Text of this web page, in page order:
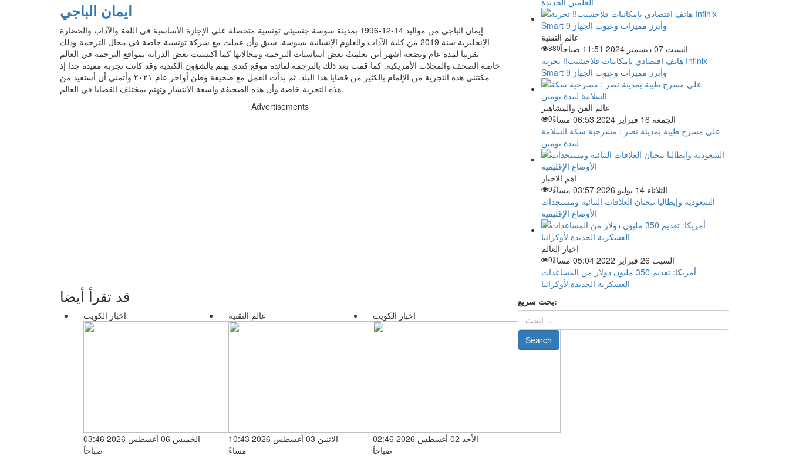
ايمان الباجي
إيمان الباجي من مواليد 14-12-1996 بمدينة سوسة جنسيتي تونسية متحصلة على الإجازة الأساسية في اللغة والآداب والحضارة
الإنجليزية سنة 2019 من كلية الآداب والعلوم الإنسانية بسوسة. سبق وأن عملت مع شركة تونسية خاصة في مجال الترجمة وذلك
تقريبا لمدة عام وبضعة أشهر أين تعلمتُ بعض أساسيات الترجمة ومجالاتها كما اكتسبت بعض الدراية بمواقع الترجمة في العالم
خاصة الصحف والمجلات الأمريكية. كما قمت بعد ذلك بالترجمة لفائدة موقع كندي يهتم بالشؤون الكندية وقد كانت تجربة مفيدة جدا إذ
مكنتني هذه التجرية من الإلمام بالكثير من قضايا هذا البلد. ثم بدأت العمل مع صحيفة وطن أواخر عام ٢٠٢١ وأتمنى أن أستفيد من
هذه التجربة خاصة وأن هذه الصحيفة واسعة الانتشار وتهتم بمختلف القضايا في العالم.
Advertisements
قد تقرأ أيضا
اخبار الكويت
الخميس 06 أغسطس 2026 03:46
صباحاً
عالم التقنية
الاثنين 03 أغسطس 2026 10:43
مساءً
اخبار الكويت
الأحد 02 أغسطس 2026 02:46
صباحاً
عالم التقنية
السبت 07 ديسمبر 2024 11:51 صباحاً
880
هاتف اقتصادي بإمكانيات فلاجشيب!! تجربة Infinix
Smart 9 وأبرز مميزات وعيوب الجهاز
عالم الفن والمشاهير
الجمعة 16 فبراير 2024 06:53 مساءً
0
علي مسرح طيبة بمدينة نصر : مسرحية سكة السلامة
لمدة يومين
اهم الاخبار
الثلاثاء 14 يوليو 2026 03:57 مساءً
0
السعودية وإيطاليا تبحثان العلاقات الثنائية ومستجدات
الأوضاع الإقليمية
اخبار العالم
السبت 26 فبراير 2022 05:04 مساءً
0
أمريكا: تقديم 350 مليون دولار من المساعدات
العسكرية الجديدة لأوكرانيا
بحث سريع: